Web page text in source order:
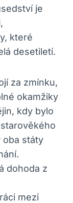
je
které
desetiletí.
za zmínku,
okamžiky
kdy bylo
oba státy
dohoda z
mezi‌